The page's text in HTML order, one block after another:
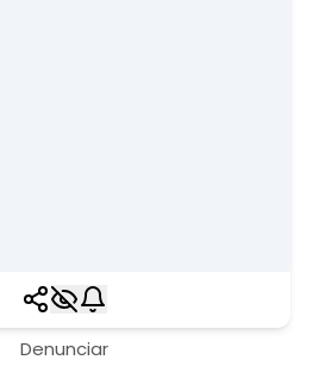
Denunciar